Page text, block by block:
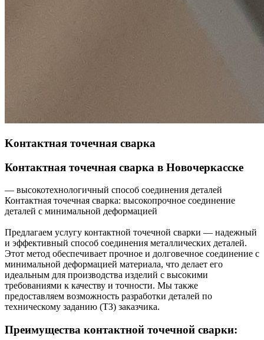
Koнтaктная тoчечнaя cвaрка
Контактная точечная сварка в Новочеркасске
— высокотехнологичный способ соединения деталей
Контактная точечная сварка: высокопрочное соединение
деталей с минимальной деформацией
Предлагаем услугу контактной точечной сварки — надежный
и эффективный способ соединения металлических деталей.
Этот метод обеспечивает прочное и долговечное соединение с
минимальной деформацией материала, что делает его
идеальным для производства изделий с высокими
требованиями к качеству и точности. Мы также
предоставляем возможность разработки деталей по
техническому заданию (ТЗ) заказчика.
Преимущества контактной точечной сварки: